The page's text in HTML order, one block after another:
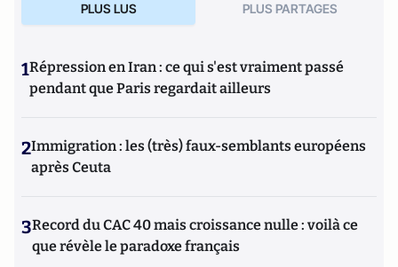
PLUS LUS PLUS PARTAGES
1Répression en Iran : ce qui s'est vraiment passé
pendant que Paris regardait ailleurs
2Immigration : les (très) faux-semblants européens
après Ceuta
3Record du CAC 40 mais croissance nulle : voilà ce
que révèle le paradoxe français